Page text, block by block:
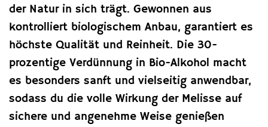
der Natur in sich trägt. Gewonnen aus
kontrolliert biologischem Anbau, garantiert es
höchste Qualität und Reinheit. Die 30-
prozentige Verdünnung in Bio-Alkohol macht
es besonders sanft und vielseitig anwendbar,
sodass du die volle Wirkung der Melisse auf
sichere und angenehme Weise genießen